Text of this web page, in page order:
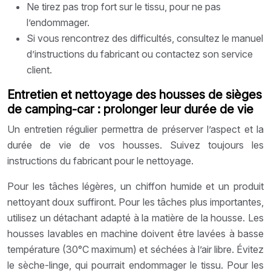
Ne tirez pas trop fort sur le tissu, pour ne pas
l’endommager.
Si vous rencontrez des difficultés, consultez le manuel
d’instructions du fabricant ou contactez son service
client.
Entretien et nettoyage des housses de sièges
de camping-car : prolonger leur durée de vie
Un entretien régulier permettra de préserver l’aspect et la
durée de vie de vos housses. Suivez toujours les
instructions du fabricant pour le nettoyage.
Pour les tâches légères, un chiffon humide et un produit
nettoyant doux suffiront. Pour les tâches plus importantes,
utilisez un détachant adapté à la matière de la housse. Les
housses lavables en machine doivent être lavées à basse
température (30°C maximum) et séchées à l’air libre. Évitez
le sèche-linge, qui pourrait endommager le tissu. Pour les